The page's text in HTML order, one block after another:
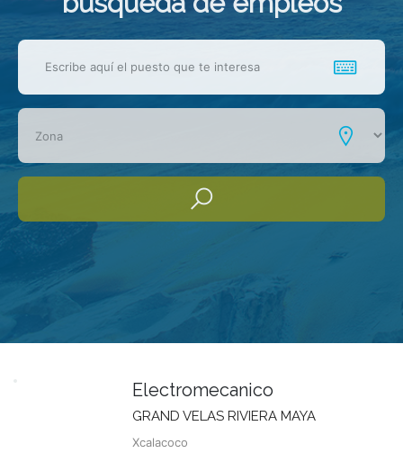
Electromecanico
GRAND VELAS RIVIERA MAYA
Xcalacoco